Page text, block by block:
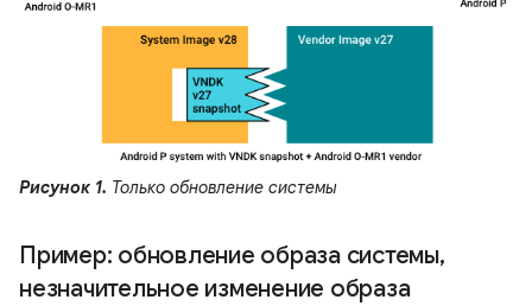
Рисунок 1. Только обновление системы
Пример: обновление образа системы,
незначительное изменение образа